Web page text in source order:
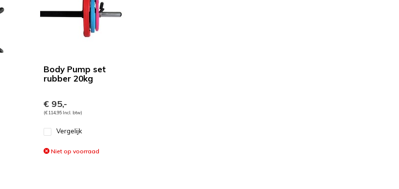
Body Pump set
rubber 20kg
€ 95,-
(€ 114,95 Incl. btw)
Vergelijk
Niet op voorraad